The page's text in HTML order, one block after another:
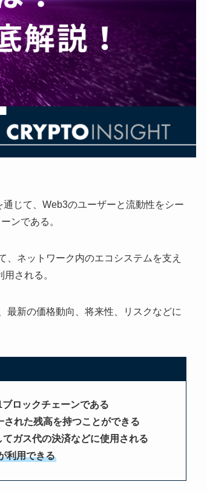
じて、Web3のユーザーと流動性をシー
ンである。
、ネットワーク内のエコシステムを支え
される。
最新の価格動向、将来性、リスクなどに
ロックチェーンである
れた残高を持つことができる
ガス代の決済などに使用される
利用できる